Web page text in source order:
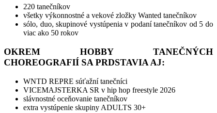
220 tanečníkov
všetky výkonnostné a vekové zložky Wanted tanečníkov
sólo, duo, skupinové vystúpenia v podaní tanečníkov od 5 do
viac ako 50 rokov
OKREM HOBBY TANEČNÝCH
CHOREOGRAFIÍ SA PRDSTAVIA AJ:
WNTD REPRE súťažní tanečníci
VICEMAJSTERKA SR v hip hop freestyle 2026
slávnostné oceňovanie tanečníkov
extra vystúpenie skupiny ADULTS 30+